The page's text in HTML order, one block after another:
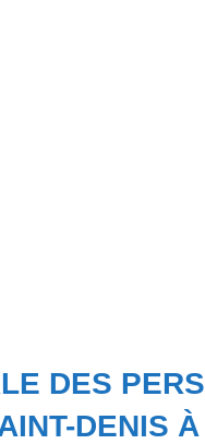
DES
DENIS À